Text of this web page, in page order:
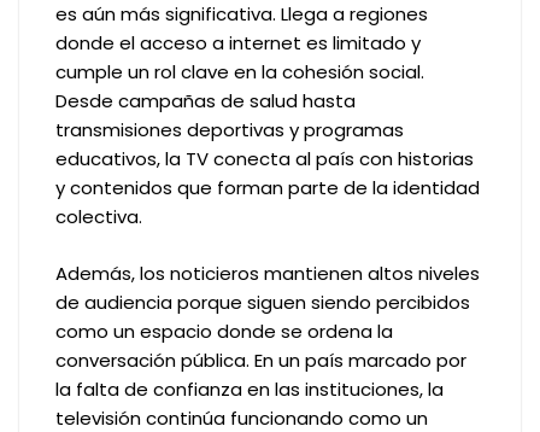
es aún más significativa. Llega a regiones
donde el acceso a internet es limitado y
cumple un rol clave en la cohesión social.
Desde campañas de salud hasta
transmisiones deportivas y programas
educativos, la TV conecta al país con historias
y contenidos que forman parte de la identidad
colectiva.
Además, los noticieros mantienen altos niveles
de audiencia porque siguen siendo percibidos
como un espacio donde se ordena la
conversación pública. En un país marcado por
la falta de confianza en las instituciones, la
televisión continúa funcionando como un